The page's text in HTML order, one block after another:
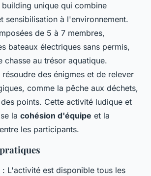
unique qui combine
sensibilisation à l'environnement.
de 5 à 7 membres,
bateaux électriques sans permis,
chasse au trésor aquatique.
des énigmes et de relever
comme la pêche aux déchets,
points. Cette activité ludique et
la cohésion d'équipe et la
les participants.
: L'activité est disponible tous les